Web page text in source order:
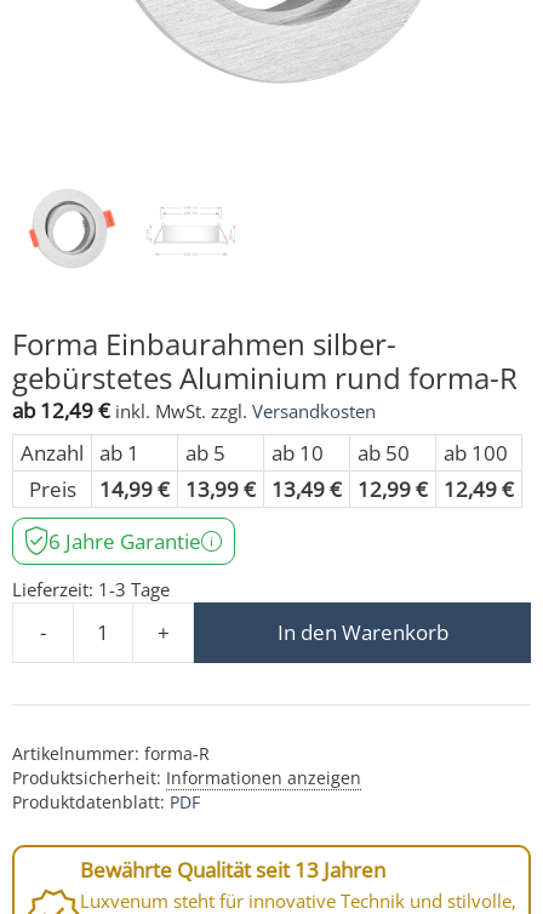
Forma Einbaurahmen silber-
gebürstetes Aluminium rund forma-R
ab12,49€ inkl. MwSt. zzgl. Versandkosten
Anzahl ab 1 ab 5 ab 10 ab 50
ab 100
Preis
14,99€ 13,99€ 13,49€ 12,99€ 12,49€
6 Jahre Garantie
Lieferzeit: 1-3 Tage
-
Forma Einbaurahmen silber-gebürstetes Aluminium
+ In den Warenkorb
Artikelnummer: forma-R
Produktsicherheit: Informationen anzeigen
Produktdatenblatt: PDF
Bewährte Qualität seit 13 Jahren
Luxvenum steht für innovative Technik und stilvolle,